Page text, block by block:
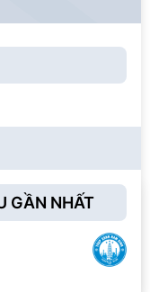
GẦN NHẤT